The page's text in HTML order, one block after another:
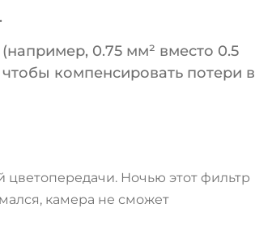
0.75 мм² вместо 0.5
компенсировать потери в
Ночью этот фильтр
камера не сможет